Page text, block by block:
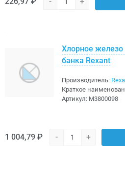
Хлорное железо
банка Rexant
Производитель:
Краткое
Артикул: M3800098
1 004,79 ₽ - +